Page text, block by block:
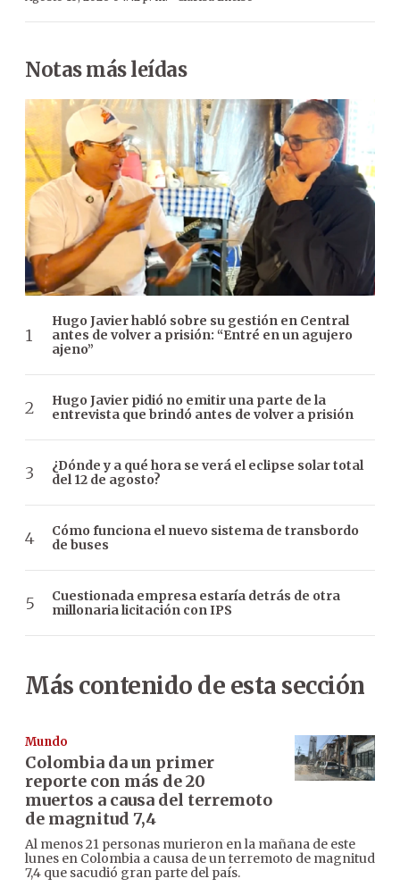
Notas más leídas
Hugo Javier habló sobre su gestión en Central
antes de volver a prisión: “Entré en un agujero
ajeno”
Hugo Javier pidió no emitir una parte de la
entrevista que brindó antes de volver a prisión
¿Dónde y a qué hora se verá el eclipse solar total
del 12 de agosto?
Cómo funciona el nuevo sistema de transbordo
de buses
Cuestionada empresa estaría detrás de otra
millonaria licitación con IPS
Más contenido de esta sección
Mundo
Colombia da un primer
reporte con más de 20
muertos a causa del terremoto
de magnitud 7,4
Al menos 21 personas murieron en la mañana de este
lunes en Colombia a causa de un terremoto de magnitud
7,4 que sacudió gran parte del país.